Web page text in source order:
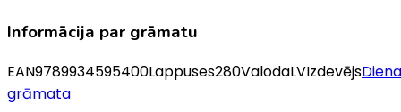
Informācija par grāmatu
EAN9789934595400Lappuses280ValodaLVIzdevējs
grāmata